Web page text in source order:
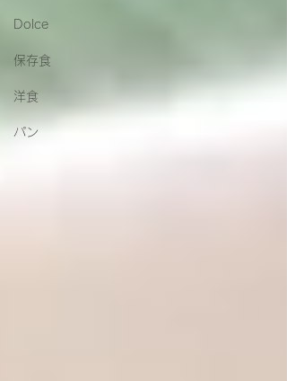
Dolce
保存食
洋食
パン